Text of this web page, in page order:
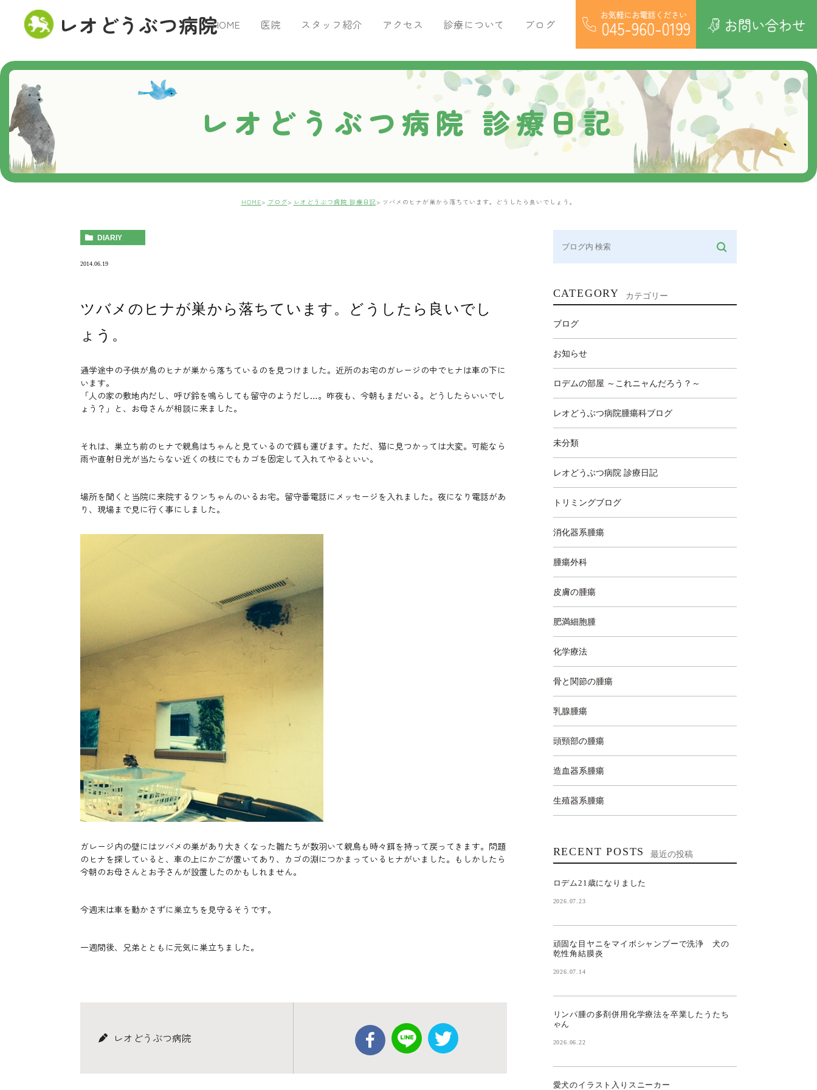
レオどうぶつ病院HOME 医院 スタッフ紹介 アクセス 診療について
がん専門治療
痛みの治療
ペットを飼ったら行うこと
トリミングサロン・ペットホテル
ブログ
ブログ
腫瘍科ブログ
レオどうぶつ病院 診療日記
HOME ブログ レオどうぶつ病院 診療日記 ツバメのヒナが巣から落ちています。どうしたら良いでしょう。
DIARIY
2014.06.19
ツバメのヒナが巣から落ちています。どうしたら良いでし
ょう。
通学途中の子供が鳥のヒナが巣から落ちているのを見つけました。近所のお宅のガレージの中でヒナは車の下に
います。
「人の家の敷地内だし、呼び鈴を鳴らしても留守のようだし…。昨夜も、今朝もまだいる。どうしたらいいでし
ょう？」と、お母さんが相談に来ました。
それは、巣立ち前のヒナで親鳥はちゃんと見ているので餌も運びます。ただ、猫に見つかっては大変。可能なら
雨や直射日光が当たらない近くの枝にでもカゴを固定して入れてやるといい。
場所を聞くと当院に来院するワンちゃんのいるお宅。留守番電話にメッセージを入れました。夜になり電話があ
り、現場まで見に行く事にしました。
ガレージ内の壁にはツバメの巣があり大きくなった雛たちが数羽いて親鳥も時々餌を持って戻ってきます。問題
のヒナを探していると、車の上にかごが置いてあり、カゴの淵につかまっているヒナがいました。もしかしたら
今朝のお母さんとお子さんが設置したのかもしれません。
今週末は車を動かさずに巣立ちを見守るそうです。
一週間後、兄弟とともに元気に巣立ちました。
レオどうぶつ病院
CATEGORY カテゴリー
ブログ
お知らせ
ロデムの部屋 ～これニャんだろう？～
レオどうぶつ病院腫瘍科ブログ
未分類
レオどうぶつ病院 診療日記
トリミングブログ
消化器系腫瘍
腫瘍外科
皮膚の腫瘍
肥満細胞腫
化学療法
骨と関節の腫瘍
乳腺腫瘍
頭頸部の腫瘍
造血器系腫瘍
生殖器系腫瘍
RECENT POSTS 最近の投稿
ロデム21歳になりました
2026.07.23
頑固な目ヤニをマイボシャンプーで洗浄 犬の
乾性角結膜炎
2026.07.14
リンパ腫の多剤併用化学療法を卒業したうたち
ゃん
2026.06.22
愛犬のイラスト入りスニーカー